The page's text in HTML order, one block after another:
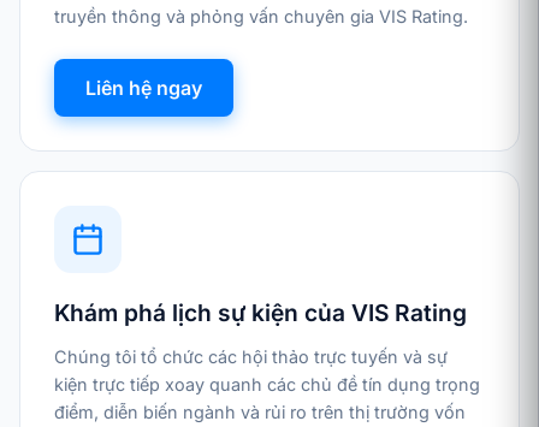
truyền thông và phỏng vấn chuyên gia VIS Rating.
Liên hệ ngay
Khám phá lịch sự kiện của VIS Rating
Chúng tôi tổ chức các hội thảo trực tuyến và sự
kiện trực tiếp xoay quanh các chủ đề tín dụng trọng
điểm, diễn biến ngành và rủi ro trên thị trường vốn